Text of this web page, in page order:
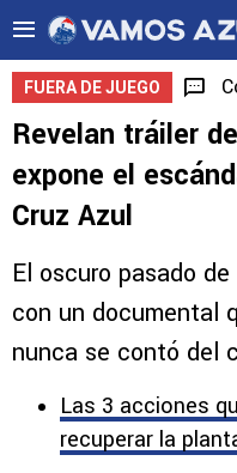
FUERA DE JUEGO
Revelan tráiler
expone el
Cruz Azul
El oscuro pasado
con un documental
nunca se contó del
Las 3 acciones
recuperar la